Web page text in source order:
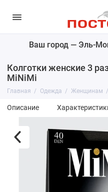
Ваш город — Эль-
Колготки женские 3
MiNiMi
Главная Одежда Женщинам
Описание